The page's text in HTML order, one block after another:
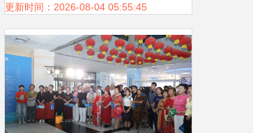
更新时间：2026-08-04 05:55:45